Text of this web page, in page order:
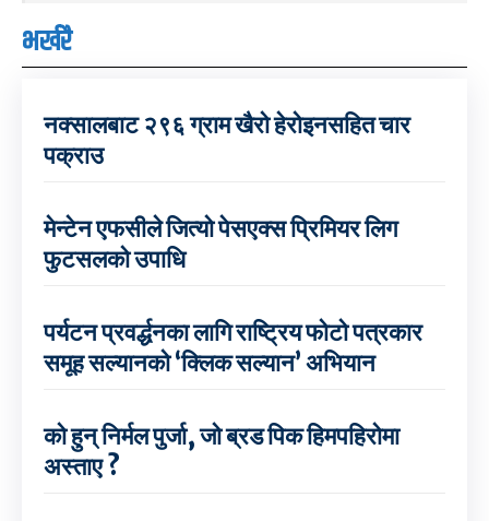
भर्खरै
नक्सालबाट २९६ ग्राम खैरो हेरोइनसहित चार
पक्राउ
मेन्टेन एफसीले जित्यो पेसएक्स प्रिमियर लिग
फुटसलको उपाधि
पर्यटन प्रवर्द्धनका लागि राष्ट्रिय फोटो पत्रकार
समूह सल्यानको ‘क्लिक सल्यान’ अभियान
को हुन् निर्मल पुर्जा, जो ब्रड पिक हिमपहिरोमा
अस्ताए ?